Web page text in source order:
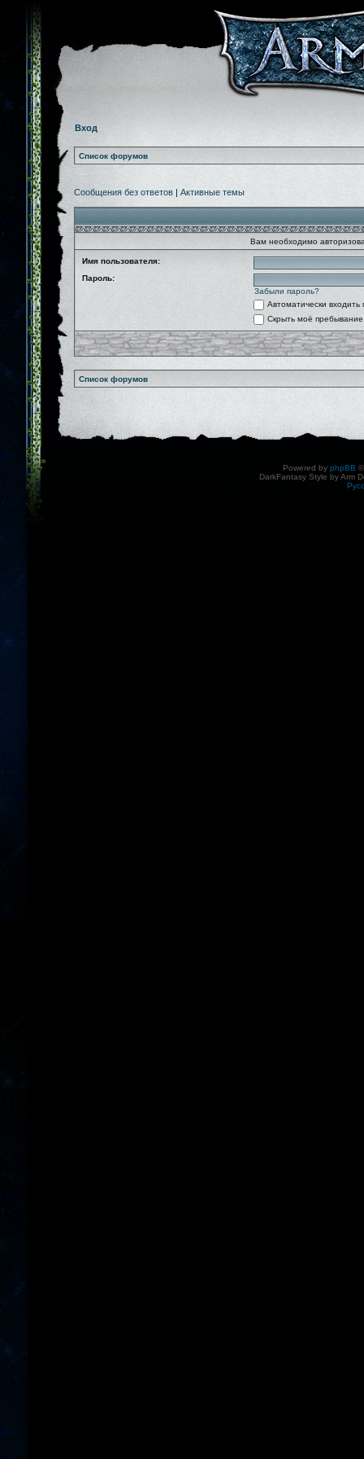
Вход
Список форумов
Сообщения без ответов | Активные темы
Вам необходимо
Имя пользователя:
Пароль:
Забыли пароль?
Автоматически
Скрыть моё
Список форумов
Powered by phpBB
DarkFantasy Style by Arm